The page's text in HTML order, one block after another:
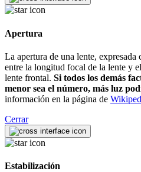
Apertura
La apertura de una lente,
entre la longitud focal de la lente y
lente frontal. Si todos los demás
menor sea el número, más luz
información en la página de
Cerrar
Estabilización